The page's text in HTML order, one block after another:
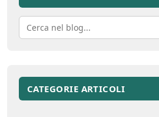
CATEGORIE ARTICOLI